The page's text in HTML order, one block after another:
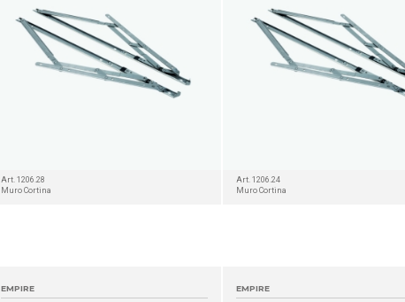
Art. 1206.28
Muro Cortina
Art. 1206.24
Muro Cortina
EMPIRE EMPIRE